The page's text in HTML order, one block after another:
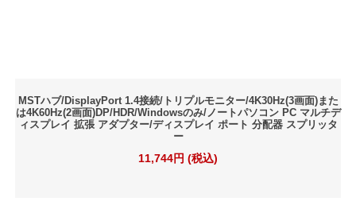
MSTハブ/DisplayPort 1.4接続/トリプルモニター/4K30Hz(3画面)また
は4K60Hz(2画面)DP/HDR/Windowsのみ/ノートパソコン PC マルチデ
ィスプレイ 拡張 アダプター/ディスプレイ ポート 分配器 スプリッタ
ー
11,744円 (税込)